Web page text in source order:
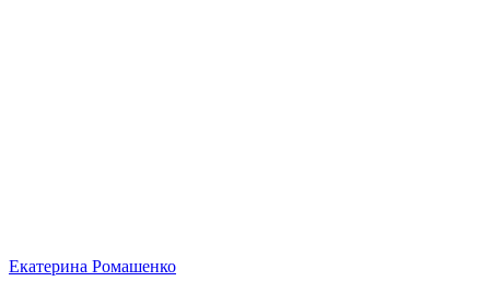
Екатерина Ромашенко